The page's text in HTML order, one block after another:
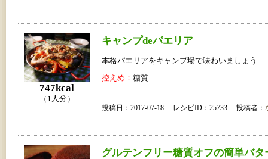
747kcal
（1人分）
キャンプdeパエリア
本格パエリアをキャンプ場で味わいましょう
控えめ： 糖質
投稿日：2017-07-18 レシピID：25733 投稿者：
グルテンフリー糖質オフの簡単バタ